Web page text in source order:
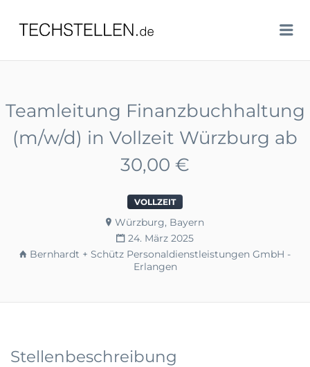
TECHSTELLEN.DE
Teamleitung Finanzbuchhaltung
(m/w/d) in Vollzeit Würzburg ab
30,00 €
VOLLZEIT
Würzburg, Bayern
24. März 2025
Bernhardt + Schütz Personaldienstleistungen GmbH -
Erlangen
Stellenbeschreibung